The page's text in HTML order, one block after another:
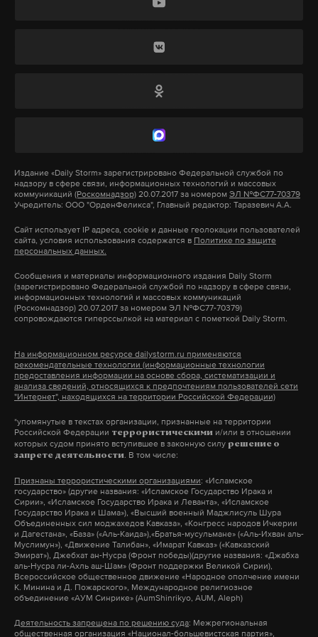
#дмитрий медведев
Издание «Daily Storm» зарегистрировано Федеральной службой по
надзору в сфере связи, информационных технологий и массовых
коммуникаций (Роскомнадзор) 20.07.2017 за номером ЭЛ №ФС77-70379
Учредитель: ООО "ОрденФеликса", Главный редактор: Таразевич А.А.
Сайт использует IP адреса, cookie и данные геолокации пользователей
сайта, условия использования содержатся в Политике по защите
персональных данных.
Сообщения и материалы информационного издания Daily Storm
(зарегистрировано Федеральной службой по надзору в сфере связи,
информационных технологий и массовых коммуникаций
(Роскомнадзор) 20.07.2017 за номером ЭЛ №ФС77-70379)
сопровождаются гиперссылкой на материал с пометкой Daily Storm.
На информационном ресурсе dailystorm.ru применяются
рекомендательные технологии (информационные технологии
предоставления информации на основе сбора, систематизации и
анализа сведений, относящихся к предпочтениям пользователей сети
"Интернет", находящихся на территории Российской Федерации)
*упомянутые в текстах организации, признанные на территории
Российской Федерации террористическими и/или в отношении
которых судом принято вступившее в законную силу решение о
запрете деятельности. В том числе:
Признаны террористическими организациями: «Исламское
государство» (другие названия: «Исламское Государство Ирака и
Сирии», «Исламское Государство Ирака и Леванта», «Исламское
Государство Ирака и Шама»), «Высший военный Маджлисуль Шура
Объединенных сил моджахедов Кавказа», «Конгресс народов Ичкерии
и Дагестана», «База» («Аль-Каида»),«Братья-мусульмане» («Аль-Ихван аль-
Муслимун»), «Движение Талибан», «Имарат Кавказ» («Кавказский
Эмират»), Джебхат ан-Нусра (Фронт победы)(другие названия: «Джабха
аль-Нусра ли-Ахль аш-Шам» (Фронт поддержки Великой Сирии),
Всероссийское общественное движение «Народное ополчение имени
К. Минина и Д. Пожарского», Международное религиозное
объединение «АУМ Синрике» (AumShinrikyo, AUM, Aleph)
Деятельность запрещена по решению суда: Межрегиональная
общественная организация «Национал-большевистская партия»,